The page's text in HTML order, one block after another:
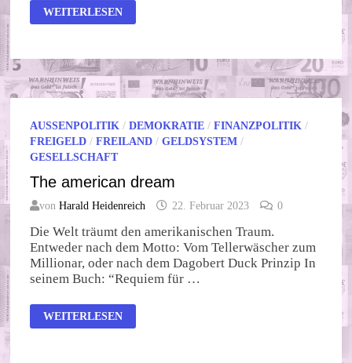
PARADIGMENWECHSEL
–
RECHTS
WEITERLESEN
AUSSENPOLITIK /DEMOKRATIE /FINANZPOLITIK /
FREIGELD /FREILAND /GELDSYSTEM /
GESELLSCHAFT
The american dream
vonHarald Heidenreich 22. Februar 2023 0
Die Welt träumt den amerikanischen Traum.
Entweder nach dem Motto: Vom Tellerwäscher zum
Millionar, oder nach dem Dagobert Duck Prinzip In
seinem Buch: “Requiem für …
THE
AMERICAN
WEITERLESEN